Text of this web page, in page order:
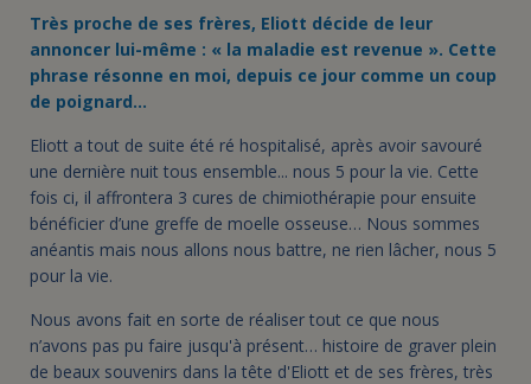
Très proche de ses frères, Eliott décide de leur
annoncer lui-même : « la maladie est revenue ». Cette
phrase résonne en moi, depuis ce jour comme un coup
de poignard…
Eliott a tout de suite été ré hospitalisé, après avoir savouré
une dernière nuit tous ensemble... nous 5 pour la vie. Cette
fois ci, il affrontera 3 cures de chimiothérapie pour ensuite
bénéficier d’une greffe de moelle osseuse… Nous sommes
anéantis mais nous allons nous battre, ne rien lâcher, nous 5
pour la vie.
Nous avons fait en sorte de réaliser tout ce que nous
n’avons pas pu faire jusqu'à présent… histoire de graver plein
de beaux souvenirs dans la tête d'Eliott et de ses frères, très